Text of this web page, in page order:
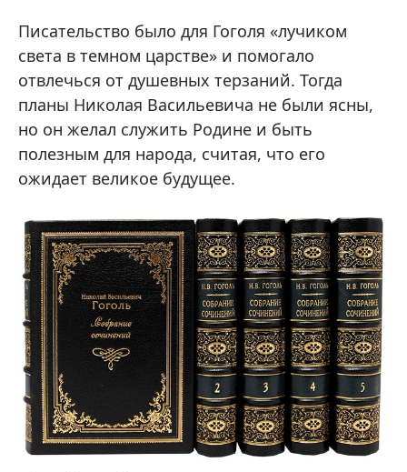
Писательство было для Гоголя «лучиком
света в темном царстве» и помогало
отвлечься от душевных терзаний. Тогда
планы Николая Васильевича не были ясны,
но он желал служить Родине и быть
полезным для народа, считая, что его
ожидает великое будущее.